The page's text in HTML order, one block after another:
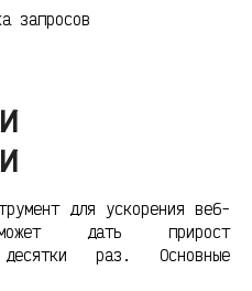
запросов
для ускорения веб-
дать прирост
раз. Основные